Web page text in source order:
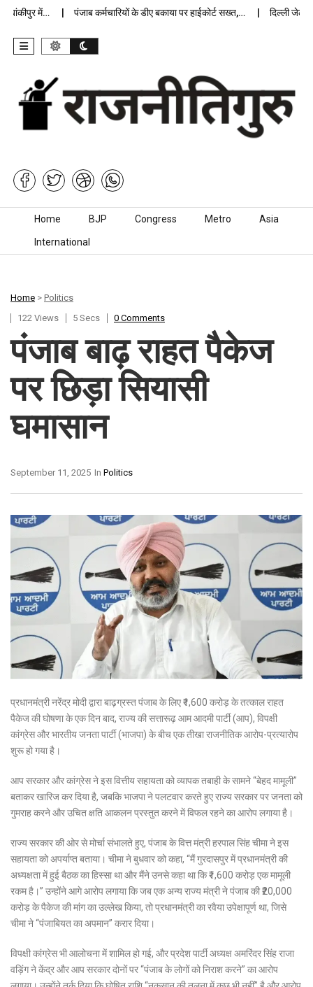
में… पंजाब कर्मचारियों के डीए बकाया पर हाईकोर्ट सख्त,… दिल्ली जेलों में
Skip to content
Home BJP Congress Metro Asia
International
Home > Politics
122 Views
5 Secs 0 Comments
पंजाब बाढ़ राहत पैकेज
पर छिड़ा सियासी
घमासान
In Politics
September 11, 2025
प्रधानमंत्री नरेंद्र मोदी द्वारा बाढ़ग्रस्त पंजाब के लिए ₹1,600 करोड़ के तत्काल राहत
पैकेज की घोषणा के एक दिन बाद, राज्य की सत्तारूढ़ आम आदमी पार्टी (आप), विपक्षी
कांग्रेस और भारतीय जनता पार्टी (भाजपा) के बीच एक तीखा राजनीतिक आरोप-प्रत्यारोप
शुरू हो गया है।
आप सरकार और कांग्रेस ने इस वित्तीय सहायता को व्यापक तबाही के सामने “बेहद मामूली”
बताकर खारिज कर दिया है, जबकि भाजपा ने पलटवार करते हुए राज्य सरकार पर जनता को
गुमराह करने और उचित क्षति आकलन प्रस्तुत करने में विफल रहने का आरोप लगाया है।
राज्य सरकार की ओर से मोर्चा संभालते हुए, पंजाब के वित्त मंत्री हरपाल सिंह चीमा ने इस
सहायता को अपर्याप्त बताया। चीमा ने बुधवार को कहा, “मैं गुरदासपुर में प्रधानमंत्री की
अध्यक्षता में हुई बैठक का हिस्सा था और मैंने उनसे कहा था कि ₹1,600 करोड़ एक मामूली
रकम है।” उन्होंने आगे आरोप लगाया कि जब एक अन्य राज्य मंत्री ने पंजाब की ₹20,000
करोड़ के पैकेज की मांग का उल्लेख किया, तो प्रधानमंत्री का रवैया उपेक्षापूर्ण था, जिसे
चीमा ने “पंजाबियत का अपमान” करार दिया।
विपक्षी कांग्रेस भी आलोचना में शामिल हो गई, और प्रदेश पार्टी अध्यक्ष अमरिंदर सिंह राजा
वड़िंग ने केंद्र और आप सरकार दोनों पर “पंजाब के लोगों को निराश करने” का आरोप